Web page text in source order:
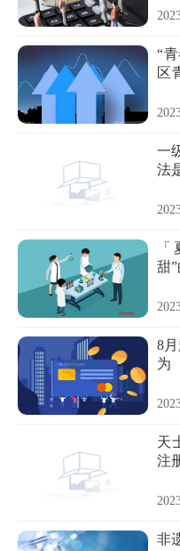
“
区
一
法
甜
8
为
天
注
非